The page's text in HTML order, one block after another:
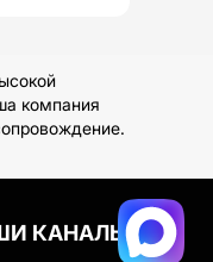
компания
КАНАЛЫ